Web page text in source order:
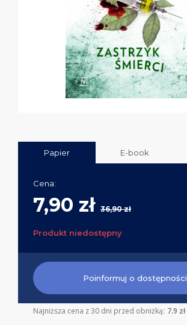
Papier E-book
Cena:
7,90 zł 36,90 zł
Produkt niedostępny
Poinformuj o dostępności
Najniższa cena z 30 dni przed obniżką: 7.9 zł